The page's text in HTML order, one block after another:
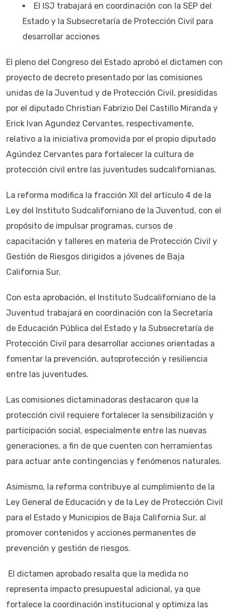
El ISJ trabajará en coordinación con la SEP del
Estado y la Subsecretaría de Protección Civil para
desarrollar acciones
El pleno del Congreso del Estado aprobó el dictamen con
proyecto de decreto presentado por las comisiones
unidas de la Juventud y de Protección Civil, presididas
por el diputado Christian Fabrizio Del Castillo Miranda y
Erick Ivan Agundez Cervantes, respectivamente,
relativo a la iniciativa promovida por el propio diputado
Agúndez Cervantes para fortalecer la cultura de
protección civil entre las juventudes sudcalifornianas.
La reforma modifica la fracción XII del artículo 4 de la
Ley del Instituto Sudcaliforniano de la Juventud, con el
propósito de impulsar programas, cursos de
capacitación y talleres en materia de Protección Civil y
Gestión de Riesgos dirigidos a jóvenes de Baja
California Sur.
Con esta aprobación, el Instituto Sudcaliforniano de la
Juventud trabajará en coordinación con la Secretaría
de Educación Pública del Estado y la Subsecretaría de
Protección Civil para desarrollar acciones orientadas a
fomentar la prevención, autoprotección y resiliencia
entre las juventudes.
Las comisiones dictaminadoras destacaron que la
protección civil requiere fortalecer la sensibilización y
participación social, especialmente entre las nuevas
generaciones, a fin de que cuenten con herramientas
para actuar ante contingencias y fenómenos naturales.
Asimismo, la reforma contribuye al cumplimiento de la
Ley General de Educación y de la Ley de Protección Civil
para el Estado y Municipios de Baja California Sur, al
promover contenidos y acciones permanentes de
prevención y gestión de riesgos.
El dictamen aprobado resalta que la medida no
representa impacto presupuestal adicional, ya que
fortalece la coordinación institucional y optimiza las